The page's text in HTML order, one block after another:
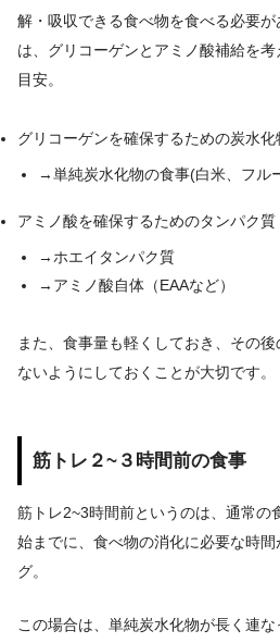
解・吸収できる食べ物を食べる必要が
は、グリコーゲンとアミノ酸補給を
目安。
グリコーゲンを確保するための炭水化
→単純炭水化物の食事(白米、フル
アミノ酸を確保するためのタンパク質
→ホエイタンパク質
→アミノ酸自体（EAAなど）
また、食事量も軽くしておき、その
ないようにしておくことが大切です。
筋トレ２~３時間前の食事
筋トレ2~3時間前というのは、通常の
始までに、食べ物の消化に必要な時
グ。
この場合は、単純炭水化物が長く連